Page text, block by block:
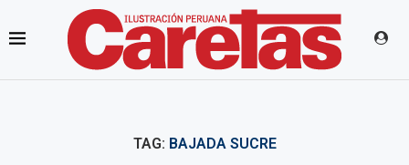
TAG: BAJADA SUCRE